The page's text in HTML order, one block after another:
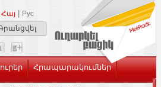
Հայ
Рус
Հրապարակումներ